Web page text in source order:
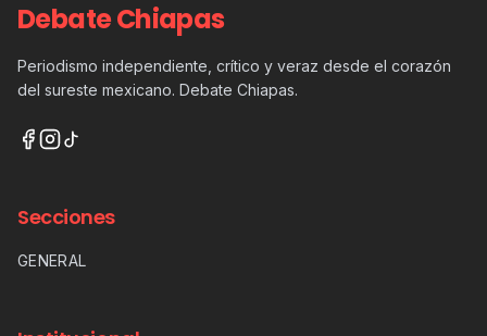
Debate Chiapas
Periodismo independiente, crítico y veraz desde el corazón
del sureste mexicano. Debate Chiapas.
Secciones
GENERAL